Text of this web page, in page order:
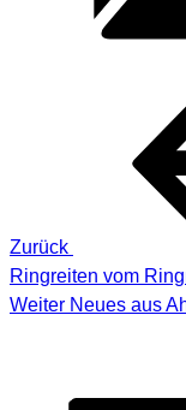
Zurück
Ringreiten vom
Nächster
Weiter Neues aus